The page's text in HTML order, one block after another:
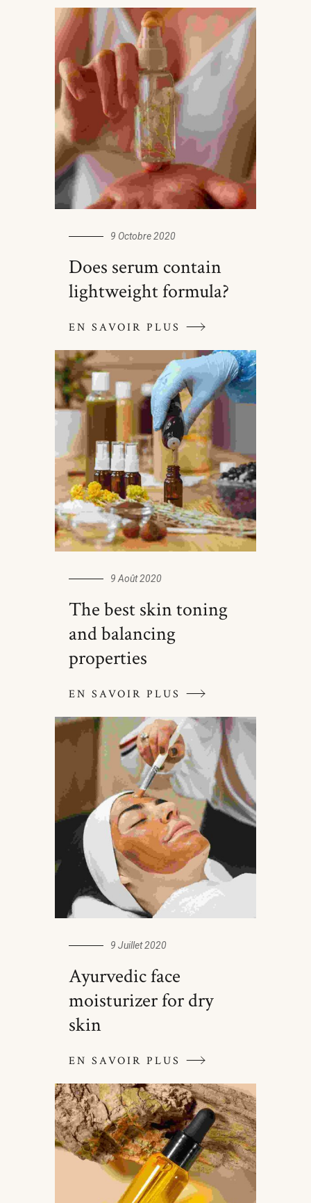
9 Octobre 2020
Does serum contain
lightweight formula?
EN SAVOIR PLUS
9 Août 2020
The best skin toning
and balancing
properties
EN SAVOIR PLUS
9 Juillet 2020
Ayurvedic face
moisturizer for dry
skin
EN SAVOIR PLUS